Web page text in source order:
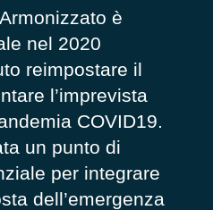
è
nel 2020
reimpostare il
l’imprevista
COVID19.
un punto di
per integrare
dell’emergenza